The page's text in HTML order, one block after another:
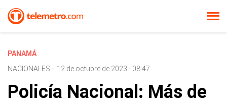
PANAMÁ
NACIONALES - 12 de octubre de 2023 - 08:47
Policía Nacional: Más de